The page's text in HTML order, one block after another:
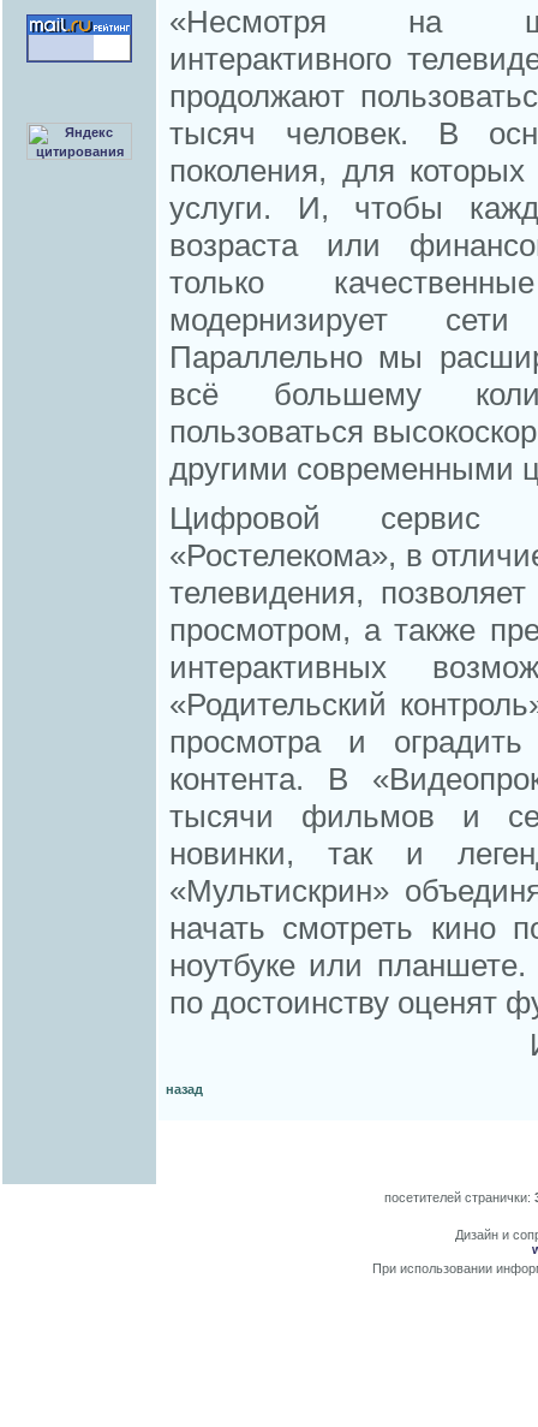
«Несмотря на
интерактивного
продолжают
тысяч человек. В
поколения, для
услуги. И, чтобы
возраста или
только
модернизирует
Параллельно мы
всё большему
пользоваться
другими современными
Цифровой сервис
«Ростелекома», в
телевидения,
просмотром, а также
интерактивных
«Родительский
просмотра и
контента. В
тысячи фильмов и
новинки, так и
«Мультискрин»
начать смотреть кино
ноутбуке или
по достоинству оценят
назад
посетителей странички:
Дизайн и
При использовании